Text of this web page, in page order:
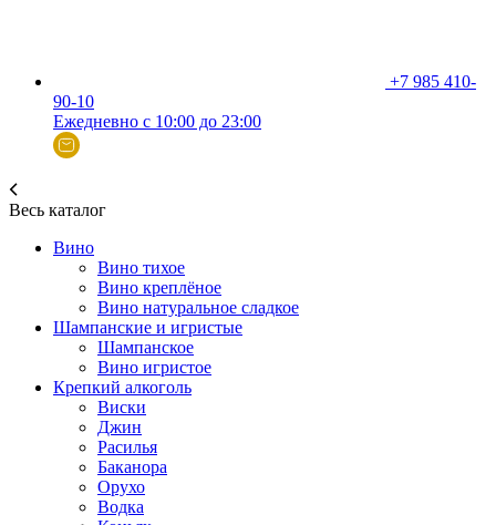
+7 985 410-
90-10
Ежедневно с 10:00 до 23:00
Весь каталог
Вино
Вино тихое
Вино креплёное
Вино натуральное сладкое
Шампанские и игристые
Шампанское
Вино игристое
Крепкий алкоголь
Виски
Джин
Расилья
Баканора
Орухо
Водка